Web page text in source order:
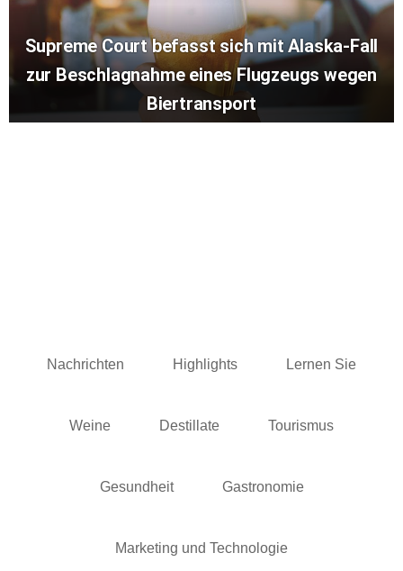
Supreme Court befasst sich mit Alaska-Fall
zur Beschlagnahme eines Flugzeugs wegen
Biertransport
Nachrichten Highlights Lernen Sie
Weine Destillate Tourismus
Gesundheit Gastronomie
Marketing und Technologie